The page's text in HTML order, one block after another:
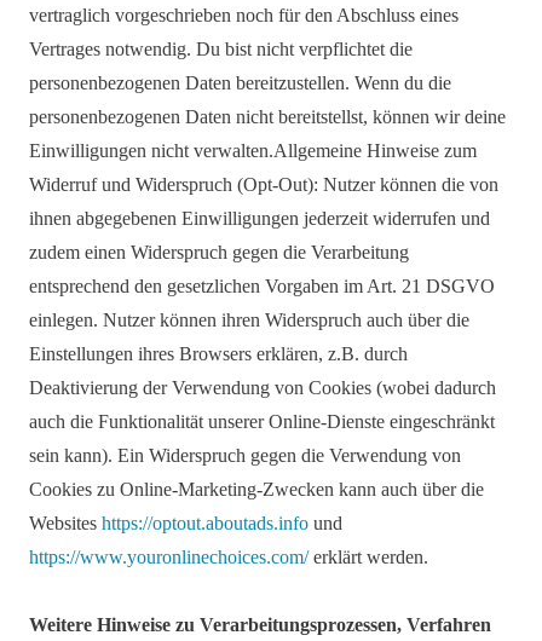
vertraglich vorgeschrieben noch für den Abschluss eines
Vertrages notwendig. Du bist nicht verpflichtet die
personenbezogenen Daten bereitzustellen. Wenn du die
personenbezogenen Daten nicht bereitstellst, können wir deine
Einwilligungen nicht verwalten.Allgemeine Hinweise zum
Widerruf und Widerspruch (Opt-Out): Nutzer können die von
ihnen abgegebenen Einwilligungen jederzeit widerrufen und
zudem einen Widerspruch gegen die Verarbeitung
entsprechend den gesetzlichen Vorgaben im Art. 21 DSGVO
einlegen. Nutzer können ihren Widerspruch auch über die
Einstellungen ihres Browsers erklären, z.B. durch
Deaktivierung der Verwendung von Cookies (wobei dadurch
auch die Funktionalität unserer Online-Dienste eingeschränkt
sein kann). Ein Widerspruch gegen die Verwendung von
Cookies zu Online-Marketing-Zwecken kann auch über die
Websites https://optout.aboutads.info und
https://www.youronlinechoices.com/erklärt werden.
Weitere Hinweise zu Verarbeitungsprozessen, Verfahren